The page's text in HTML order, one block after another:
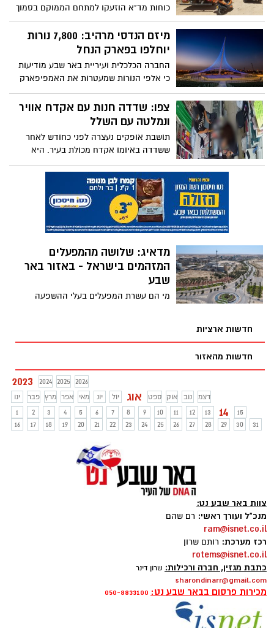
כוחות מד"א הוזעקו למתחם הממוקם בסמוך
לרמות, בעקבות דיווח על פועל שנפגע מחפץ
כבד. רק לפני חודשיים נהרג במקום עוד פועל,
תושב העיר
מיזם הנדסי מרהיב: 7,800 נורות
יוחלפו בפארק הנחל
החברה הכלכלית ועיריית באר שבע מודיעות
כי אלפי הנורות שמעטרות את האמפיפארק
בבאר שבע, יוחלפו במבצע הנדסי יוצא דופן
צפו: שדדה חנות עם אקדח אוויר
ונמלטה עם השלל
תושבת אופקים נעצרה לפני כחודש לאחר
ששדדה באיומו אקדח מכולת בעיר. היא
נעצרה, הוגש כנגדה כתב אישום - וכעת גם
מתפרסם התיעוד הדרמטי מתוך השוד
מדאיג: שלושה מהמפעלים
המזהמים בישראל - באזור באר
שבע
מי הם עשרת המפעלים בעלי ההשפעה
חדשות ארציות
חדשות מהאזור
2023 2024 2025
2026
ינו
פבר מרץ אפר מאי יונ יול אוג ספט אוק נוב
דצמ
1
2 3 4 5 6 7 8 9 10 11 12 13 14
15
16
17 18 19 20 21 22 23 24 25 26 27 28 29 30 31
צוות באר שבע נט:
מנכ"ל ועורך ראשי: רם שהם
ram@isnet.co.il
רכז מערכת: רותם שרון
rotems@isnet.co.il
כתבת מגזין, חברה ורכילות: שרון דינר
sharondinarr@gmail.com
מכירות פרסום בבאר שבע נט: 050-8833100